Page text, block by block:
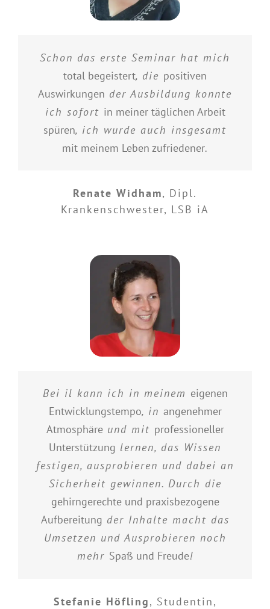
Schon das erste Seminar hat mich
total begeistert, die positiven
Auswirkungen der Ausbildung konnte
ich sofort in meiner täglichen Arbeit
spüren, ich wurde auch insgesamt
mit meinem Leben zufriedener.
Renate Widham, Dipl.
Krankenschwester, LSB iA
Bei il kann ich in meinem eigenen
Entwicklungstempo, in angenehmer
Atmosphäreund mit professioneller
Unterstützung lernen, das Wissen
festigen, ausprobieren und dabei an
Sicherheit gewinnen. Durch die
gehirngerechte und praxisbezogene
Aufbereitung der Inhalte macht das
Umsetzen und Ausprobieren noch
mehr Spaß und Freude!
Stefanie Höfling, Studentin,